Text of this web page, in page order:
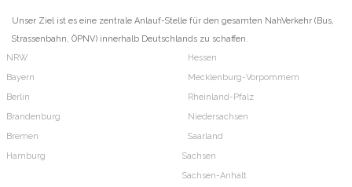
Unser Ziel ist es eine zentrale Anlauf-Stelle für den gesamten NahVerkehr (Bus,
Strassenbahn, ÖPNV) innerhalb Deutschlands zu schaffen.
NRW
Bayern
Berlin
Brandenburg
Bremen
Hamburg
Hessen
Mecklenburg-Vorpommern
Rheinland-Pfalz
Niedersachsen
Saarland
Sachsen
Sachsen-Anhalt